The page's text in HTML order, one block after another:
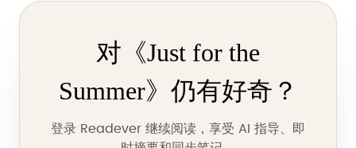
对《Just for the
Summer》仍有好奇？
登录 Readever 继续阅读，享受 AI 指导、即